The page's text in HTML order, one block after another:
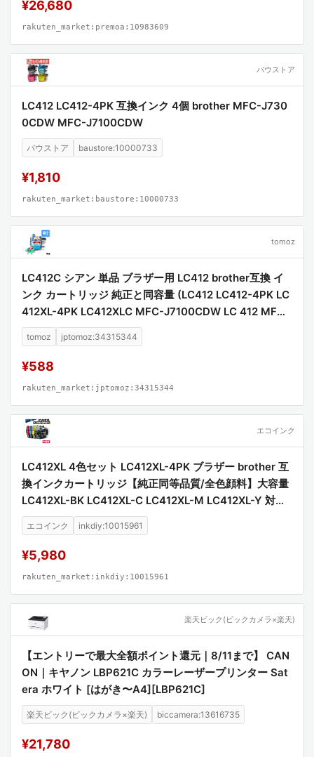
¥26,680
rakuten_market:premoa:10983609
バウストア
LC412 LC412-4PK 互換インク 4個 brother MFC-J730
0CDW MFC-J7100CDW
バウストア baustore:10000733
¥1,810
rakuten_market:baustore:10000733
tomoz
LC412C シアン 単品 ブラザー用 LC412 brother互換 イ
ンク カートリッジ 純正と同容量 (LC412 LC412-4PK LC
412XL-4PK LC412XLC MFC-J7100CDW LC 412 MFC-
J7300CDW MFCJ7100CDW MFCJ7300CDW)
tomoz jptomoz:34315344
¥588
rakuten_market:jptomoz:34315344
エコインク
LC412XL 4色セット LC412XL-4PK ブラザー brother 互
換インクカートリッジ【純正同等品質/全色顔料】大容量
LC412XL-BK LC412XL-C LC412XL-M LC412XL-Y 対応
プリンター MFC-J7100CDW MFC-J7300CDW 高品質
顔料インク 互換インク
エコインク inkdiy:10015961
¥5,980
rakuten_market:inkdiy:10015961
楽天ビック(ビックカメラ×楽天)
【エントリーで最大全額ポイント還元｜8/11まで】 CAN
ON｜キヤノン LBP621C カラーレーザープリンター Sat
era ホワイト [はがき〜A4][LBP621C]
楽天ビック(ビックカメラ×楽天) biccamera:13616735
¥21,780